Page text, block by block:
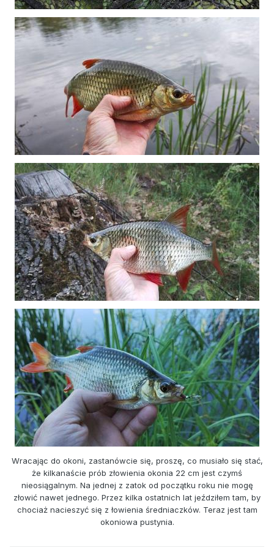
Wracając do okoni, zastanówcie się, proszę, co musiało się stać,
że kilkanaście prób złowienia okonia 22 cm jest czymś
nieosiągalnym. Na jednej z zatok od początku roku nie mogę
złowić nawet jednego. Przez kilka ostatnich lat jeździłem tam, by
chociaż nacieszyć się z łowienia średniaczków. Teraz jest tam
okoniowa pustynia.